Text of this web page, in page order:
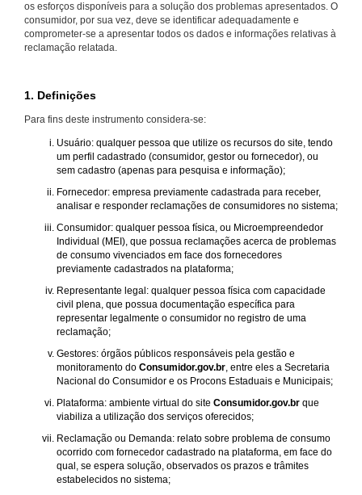
os esforços disponíveis para a solução dos problemas apresentados. O
consumidor, por sua vez, deve se identificar adequadamente e
comprometer-se a apresentar todos os dados e informações relativas à
reclamação relatada.
1. Definições
Para fins deste instrumento considera-se:
Usuário: qualquer pessoa que utilize os recursos do site, tendo
um perfil cadastrado (consumidor, gestor ou fornecedor), ou
sem cadastro (apenas para pesquisa e informação);
Fornecedor: empresa previamente cadastrada para receber,
analisar e responder reclamações de consumidores no sistema;
Consumidor: qualquer pessoa física, ou Microempreendedor
Individual (MEI), que possua reclamações acerca de problemas
de consumo vivenciados em face dos fornecedores
previamente cadastrados na plataforma;
Representante legal: qualquer pessoa física com capacidade
civil plena, que possua documentação específica para
representar legalmente o consumidor no registro de uma
reclamação;
Gestores: órgãos públicos responsáveis pela gestão e
monitoramento do Consumidor.gov.br, entre eles a Secretaria
Nacional do Consumidor e os Procons Estaduais e Municipais;
Plataforma: ambiente virtual do site Consumidor.gov.br que
viabiliza a utilização dos serviços oferecidos;
Reclamação ou Demanda: relato sobre problema de consumo
ocorrido com fornecedor cadastrado na plataforma, em face do
qual, se espera solução, observados os prazos e trâmites
estabelecidos no sistema;